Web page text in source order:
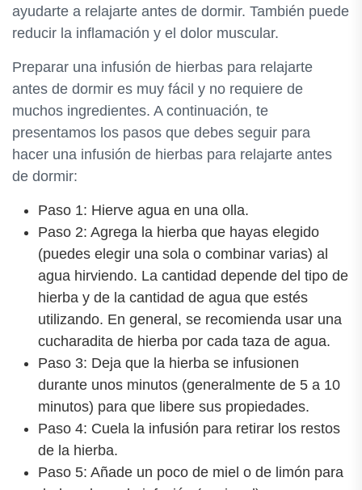
ayudarte a relajarte antes de dormir. También puede
reducir la inflamación y el dolor muscular.
Preparar una infusión de hierbas para relajarte
antes de dormir es muy fácil y no requiere de
muchos ingredientes. A continuación, te
presentamos los pasos que debes seguir para
hacer una infusión de hierbas para relajarte antes
de dormir:
Paso 1: Hierve agua en una olla.
Paso 2: Agrega la hierba que hayas elegido
(puedes elegir una sola o combinar varias) al
agua hirviendo. La cantidad depende del tipo de
hierba y de la cantidad de agua que estés
utilizando. En general, se recomienda usar una
cucharadita de hierba por cada taza de agua.
Paso 3: Deja que la hierba se infusionen
durante unos minutos (generalmente de 5 a 10
minutos) para que libere sus propiedades.
Paso 4: Cuela la infusión para retirar los restos
de la hierba.
Paso 5: Añade un poco de miel o de limón para